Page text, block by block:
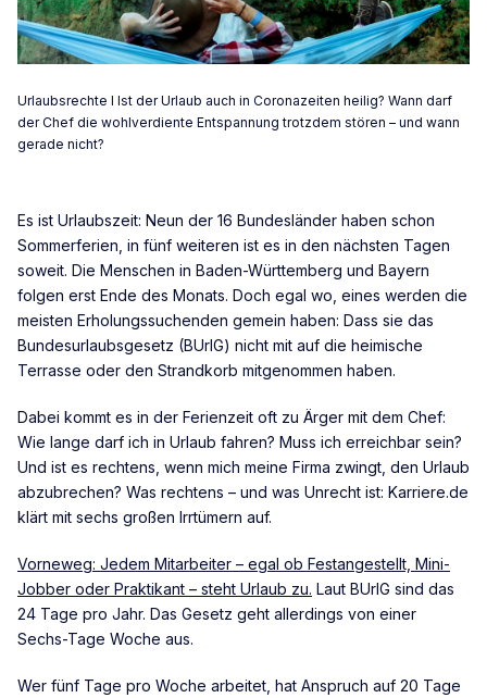
Urlaubsrechte I Ist der Urlaub auch in Coronazeiten heilig? Wann darf
der Chef die wohlverdiente Entspannung trotzdem stören – und wann
gerade nicht?
Es ist Urlaubszeit: Neun der 16 Bundesländer haben schon
Sommerferien, in fünf weiteren ist es in den nächsten Tagen
soweit. Die Menschen in Baden-Württemberg und Bayern
folgen erst Ende des Monats. Doch egal wo, eines werden die
meisten Erholungssuchenden gemein haben: Dass sie das
Bundesurlaubsgesetz (BUrlG) nicht mit auf die heimische
Terrasse oder den Strandkorb mitgenommen haben.
Dabei kommt es in der Ferienzeit oft zu Ärger mit dem Chef:
Wie lange darf ich in Urlaub fahren? Muss ich erreichbar sein?
Und ist es rechtens, wenn mich meine Firma zwingt, den Urlaub
abzubrechen? Was rechtens – und was Unrecht ist: Karriere.de
klärt mit sechs großen Irrtümern auf.
Vorneweg: Jedem Mitarbeiter – egal ob Festangestellt, Mini-
Jobber oder Praktikant – steht Urlaub zu. Laut BUrlG sind das
24 Tage pro Jahr. Das Gesetz geht allerdings von einer
Sechs-Tage Woche aus.
Wer fünf Tage pro Woche arbeitet, hat Anspruch auf 20 Tage